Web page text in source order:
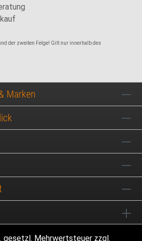
der zweiten Felge! Gilt nur innerhalb des
Marken
gesetzl. Mehrwertsteuer zzgl.